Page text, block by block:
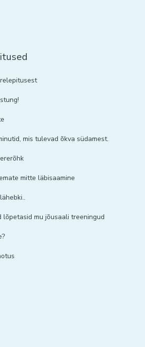
mis tulevad õkva südamest.
mitte läbisaamine
lõpetasid mu jõusaali treeningud